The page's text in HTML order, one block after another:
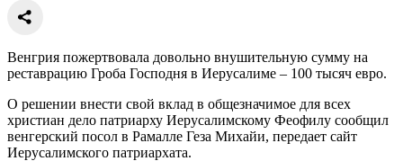
Венгрия пожертвовала довольно внушительную сумму на
реставрацию Гроба Господня в Иерусалиме – 100 тысяч евро.
О решении внести свой вклад в общезначимое для всех
христиан дело патриарху Иерусалимскому Феофилу сообщил
венгерский посол в Рамалле Геза Михайи, передает сайт
Иерусалимского патриархата.